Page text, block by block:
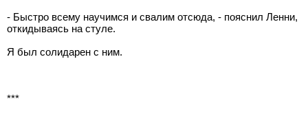
- Быстро всему научимся и свалим отсюда, - пояснил Ленни,
откидываясь на стуле.
Я был солидарен с ним.
***